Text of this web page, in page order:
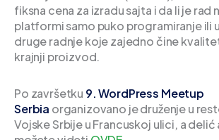
fiksna cena za izradu sajta i da li je rad
platformi samo puko programiranje ili
druge radnje koje zajedno čine
krajnji proizvod.
Po završetku 9. WordPress Meetup
Serbia organizovano je druženje u
Vojske Srbije u Francuskoj ulici, a